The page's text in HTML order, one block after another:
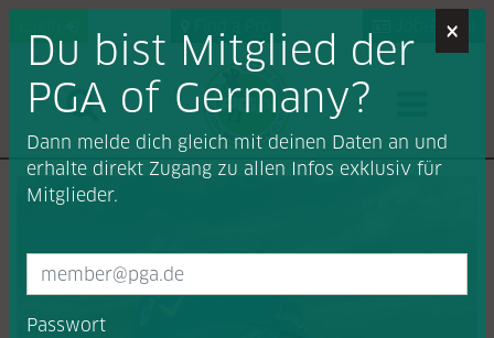
Job-Portal
×
Du bist Mitglied der
PGA of Germany?
Dann melde dich gleich mit deinen Daten an und
erhalte direkt Zugang zu allen Infos exklusiv für
Mitglieder.
Passwort